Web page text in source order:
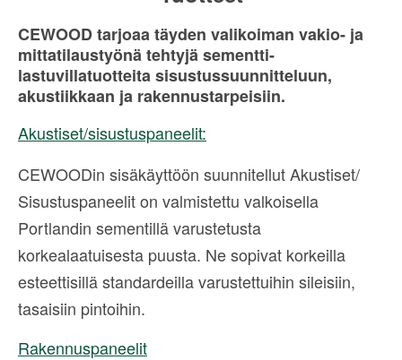
CEWOOD tarjoaa täyden valikoiman vakio- ja
mittatilaustyönä tehtyjä sementti-
lastuvillatuotteita sisustussuunnitteluun,
akustiikkaan ja rakennustarpeisiin.
Akustiset/sisustuspaneelit:
CEWOODin sisäkäyttöön suunnitellut Akustiset/
Sisustuspaneelit on valmistettu valkoisella
Portlandin sementillä varustetusta
korkealaatuisesta puusta. Ne sopivat korkeilla
esteettisillä standardeilla varustettuihin sileisiin,
tasaisiin pintoihin.
Rakennuspaneelit